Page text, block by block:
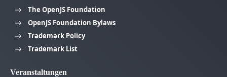
The OpenJS Foundation
OpenJS Foundation Bylaws
Trademark Policy
Trademark List
Veranstaltungen